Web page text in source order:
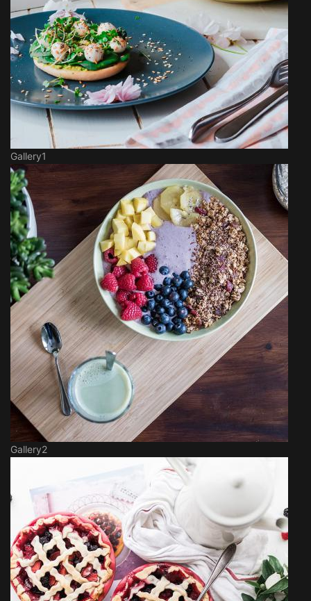
Gallery1
Gallery2